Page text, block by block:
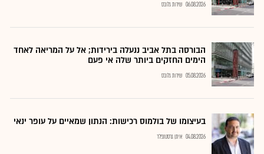
06.08.2026 שירות גלובס
הבורסה בתל אביב ננעלה בירידות; אל על המריאה לאחד
הימים החזקים ביותר שלה אי פעם
05.08.2026 שירות גלובס
בעיצומו של בולמוס רכישות: הנתון שמאיים על עופר ינאי
04.08.2026 איתן גרסטנפלד